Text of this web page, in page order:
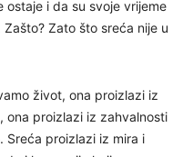
i da su svoje vrijeme
Zato što sreća nije u
život, ona proizlazi iz
ona proizlazi iz zahvalnosti
Sreća proizlazi iz mira i